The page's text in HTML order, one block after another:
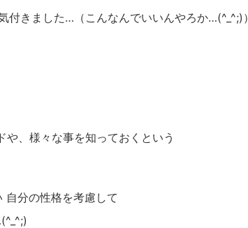
きました…（こんなんでいいんやろか…(^_^;)）
、様々な事を知っておくという
自分の性格を考慮して